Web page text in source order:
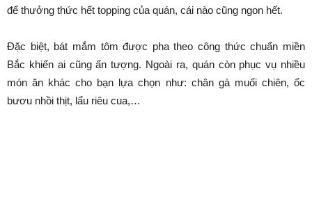
để thưởng thức hết topping của quán, cái nào cũng ngon hết.
Đặc biệt, bát mắm tôm được pha theo công thức chuẩn miền
Bắc khiến ai cũng ấn tượng. Ngoài ra, quán còn phục vụ nhiều
món ăn khác cho bạn lựa chọn như: chân gà muối chiên, ốc
bươu nhồi thịt, lẩu riêu cua,…